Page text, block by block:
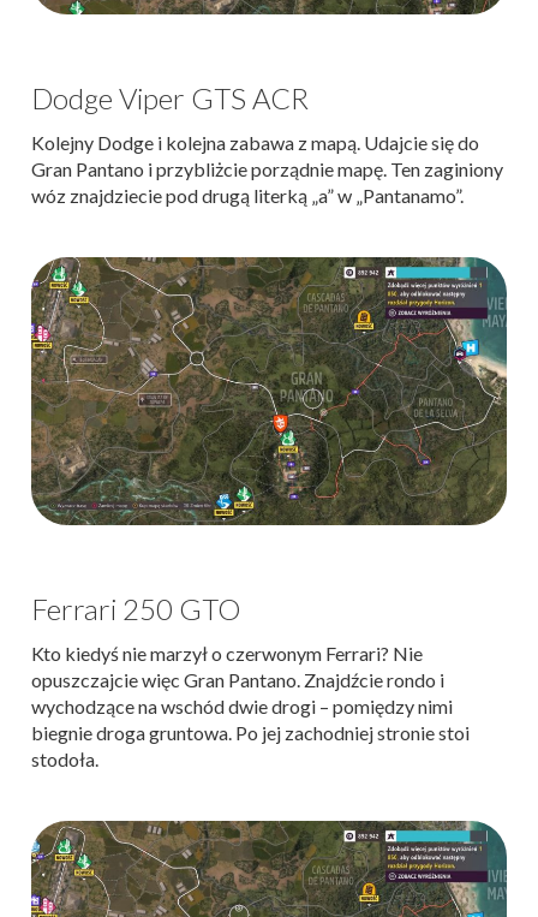
Dodge Viper GTS ACR
Kolejny Dodge i kolejna zabawa z mapą. Udajcie się do
Gran Pantano i przybliżcie porządnie mapę. Ten zaginiony
wóz znajdziecie pod drugą literką „a” w „Pantanamo”.
Ferrari 250 GTO
Kto kiedyś nie marzył o czerwonym Ferrari? Nie
opuszczajcie więc Gran Pantano. Znajdźcie rondo i
wychodzące na wschód dwie drogi – pomiędzy nimi
biegnie droga gruntowa. Po jej zachodniej stronie stoi
stodoła.